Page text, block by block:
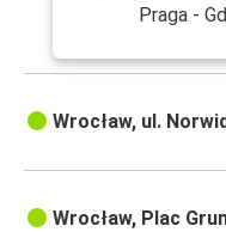
Praga -
Wrocław, ul.
Wrocław, Plac